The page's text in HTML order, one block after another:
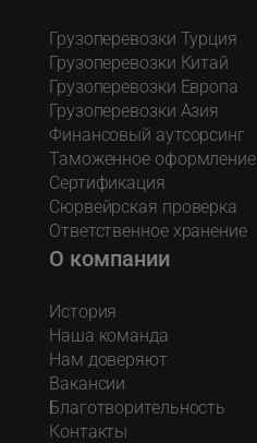
Грузоперевозки Турция
Грузоперевозки Китай
Грузоперевозки Европа
Грузоперевозки Азия
Финансовый аутсорсинг
Таможенное оформление
Сертификация
Сюрвейрская проверка
Ответственное хранение
О компании
История
Наша команда
Нам доверяют
Вакансии
Благотворительность
Контакты